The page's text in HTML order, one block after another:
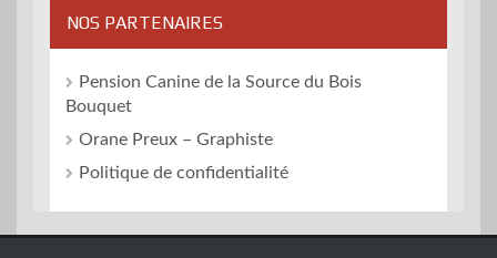
NOS PARTENAIRES
Pension Canine de la Source du Bois
Bouquet
Orane Preux – Graphiste
Politique de confidentialité